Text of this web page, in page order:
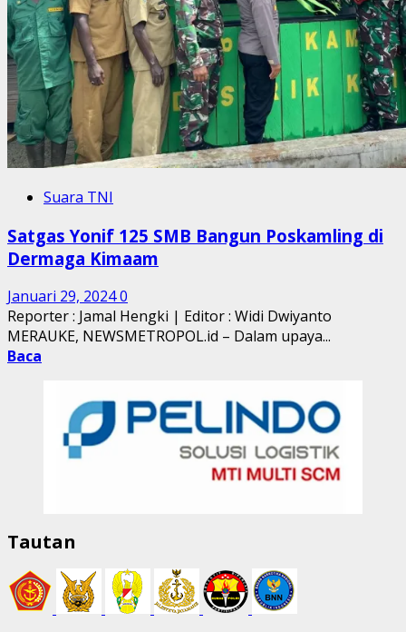
Suara TNI
Satgas Yonif 125 SMB Bangun Poskamling di
Dermaga Kimaam
Januari 29, 20240
Reporter : Jamal Hengki | Editor : Widi Dwiyanto
MERAUKE, NEWSMETROPOL.id – Dalam upaya...
Baca
Tautan